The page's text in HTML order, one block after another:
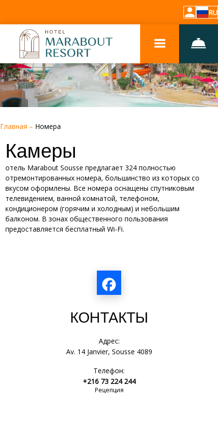
RU
Главная – Номера
Камеры
отель Marabout Sousse предлагает 324 полностью
отремонтированных номера, большинство из которых со
вкусом оформлены. Все номера оснащены спутниковым
телевидением, ванной комнатой, телефоном,
кондиционером (горячим и холодным) и небольшим
балконом. В зонах общественного пользования
предоставляется бесплатный Wi-Fi.
КОНТАКТЫ
Адрес:
Av. 14 Janvier, Sousse 4089
Телефон:
+216 73 224 244
Рецепция